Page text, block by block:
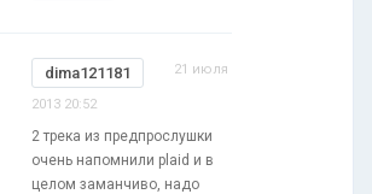
dima121181 21 июля
2013 20:52
2 трека из предпрослушки
очень напомнили plaid и в
целом заманчиво, надо